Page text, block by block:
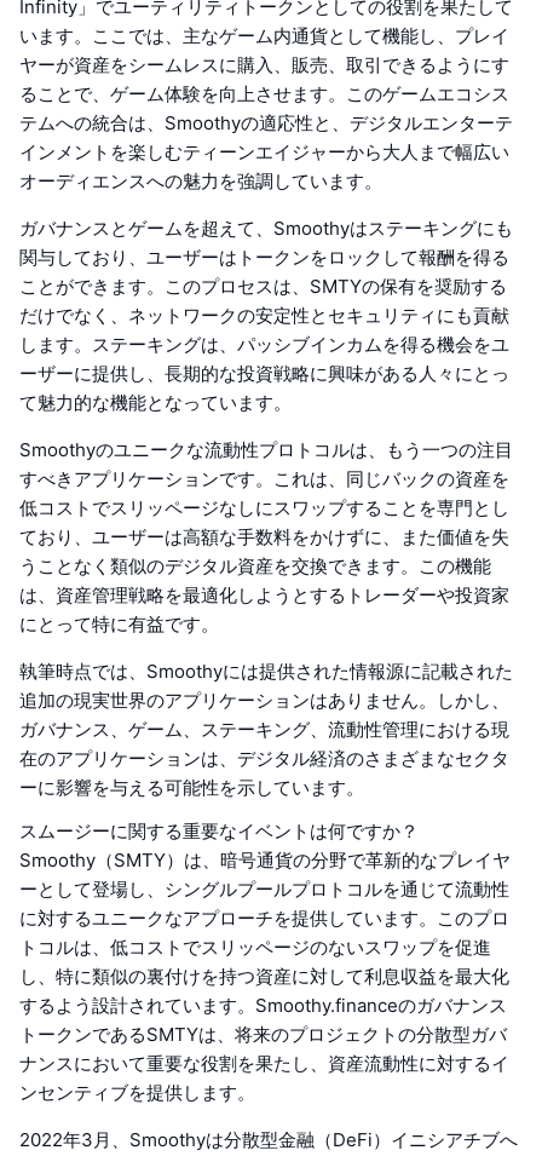
Infinity」でユーティリティトークンとしての役割を果たして
います。ここでは、主なゲーム内通貨として機能し、プレイ
ヤーが資産をシームレスに購入、販売、取引できるようにす
ることで、ゲーム体験を向上させます。このゲームエコシス
テムへの統合は、Smoothyの適応性と、デジタルエンターテ
インメントを楽しむティーンエイジャーから大人まで幅広い
オーディエンスへの魅力を強調しています。
ガバナンスとゲームを超えて、Smoothyはステーキングにも
関与しており、ユーザーはトークンをロックして報酬を得る
ことができます。このプロセスは、SMTYの保有を奨励する
だけでなく、ネットワークの安定性とセキュリティにも貢献
します。ステーキングは、パッシブインカムを得る機会をユ
ーザーに提供し、長期的な投資戦略に興味がある人々にとっ
て魅力的な機能となっています。
Smoothyのユニークな流動性プロトコルは、もう一つの注目
すべきアプリケーションです。これは、同じバックの資産を
低コストでスリッページなしにスワップすることを専門とし
ており、ユーザーは高額な手数料をかけずに、また価値を失
うことなく類似のデジタル資産を交換できます。この機能
は、資産管理戦略を最適化しようとするトレーダーや投資家
にとって特に有益です。
執筆時点では、Smoothyには提供された情報源に記載された
追加の現実世界のアプリケーションはありません。しかし、
ガバナンス、ゲーム、ステーキング、流動性管理における現
在のアプリケーションは、デジタル経済のさまざまなセクタ
ーに影響を与える可能性を示しています。
スムージーに関する重要なイベントは何ですか？
Smoothy（SMTY）は、暗号通貨の分野で革新的なプレイヤ
ーとして登場し、シングルプールプロトコルを通じて流動性
に対するユニークなアプローチを提供しています。このプロ
トコルは、低コストでスリッページのないスワップを促進
し、特に類似の裏付けを持つ資産に対して利息収益を最大化
するよう設計されています。Smoothy.financeのガバナンス
トークンであるSMTYは、将来のプロジェクトの分散型ガバ
ナンスにおいて重要な役割を果たし、資産流動性に対するイ
ンセンティブを提供します。
2022年3月、Smoothyは分散型金融（DeFi）イニシアチブへ